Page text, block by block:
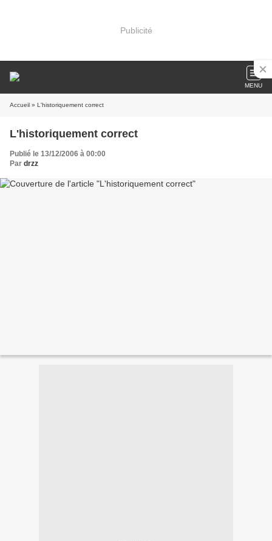
Publicité
MENU
Accueil » L'historiquement correct
L'historiquement correct
Publié le 13/12/2006 à 00:00
Par drzz